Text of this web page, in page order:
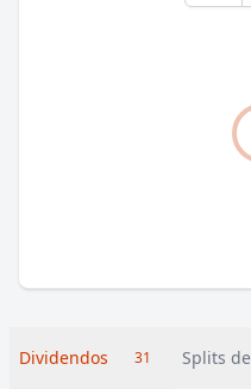
Dividendos 31 Splits